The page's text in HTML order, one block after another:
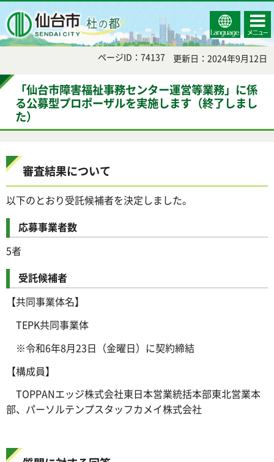
Select
Language
コンテ
ンツメ
ニュー
ページID：74137 更新日：2024年9月12日
「仙台市障害福祉事務センター運営等業務」に係
る公募型プロポーザルを実施します（終了しまし
た）
審査結果について
以下のとおり受託候補者を決定しました。
応募事業者数
5者
受託候補者
【共同事業体名】
TEPK共同事業体
※令和6年8月23日（金曜日）に契約締結
【構成員】
TOPPANエッジ株式会社東日本営業統括本部東北営業本
部、パーソルテンプスタッフカメイ株式会社